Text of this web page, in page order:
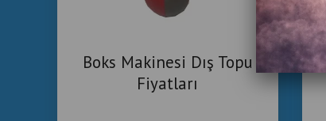
Boks Makinesi Dış Topu
Fiyatları